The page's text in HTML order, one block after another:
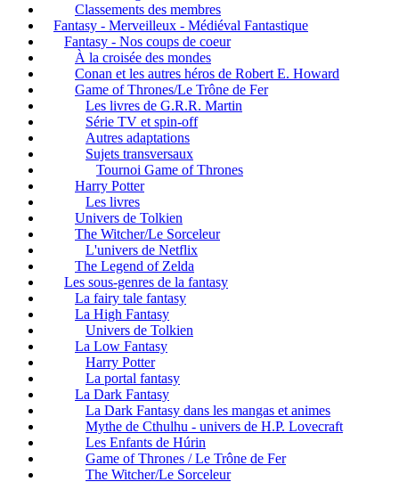
Classements des membres
Fantasy - Merveilleux - Médiéval Fantastique
Fantasy - Nos coups de coeur
À la croisée des mondes
Conan et les autres héros de Robert E. Howard
Game of Thrones/Le Trône de Fer
Les livres de G.R.R. Martin
Série TV et spin-off
Autres adaptations
Sujets transversaux
Tournoi Game of Thrones
Harry Potter
Les livres
Univers de Tolkien
The Witcher/Le Sorceleur
L'univers de Netflix
The Legend of Zelda
Les sous-genres de la fantasy
La fairy tale fantasy
La High Fantasy
Univers de Tolkien
La Low Fantasy
Harry Potter
La portal fantasy
La Dark Fantasy
La Dark Fantasy dans les mangas et animes
Mythe de Cthulhu - univers de H.P. Lovecraft
Les Enfants de Húrin
Game of Thrones / Le Trône de Fer
The Witcher/Le Sorceleur